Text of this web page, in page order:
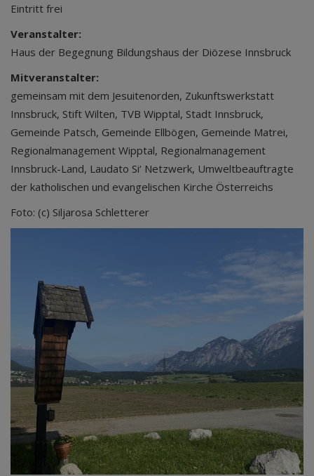
Eintritt frei
Veranstalter:
Haus der Begegnung Bildungshaus der Diözese Innsbruck
Mitveranstalter:
gemeinsam mit dem Jesuitenorden, Zukunftswerkstatt
Innsbruck, Stift Wilten, TVB Wipptal, Stadt Innsbruck,
Gemeinde Patsch, Gemeinde Ellbögen, Gemeinde Matrei,
Regionalmanagement Wipptal, Regionalmanagement
Innsbruck-Land, Laudato Si‘ Netzwerk, Umweltbeauftragte
der katholischen und evangelischen Kirche Österreichs
Foto: (c) Siljarosa Schletterer